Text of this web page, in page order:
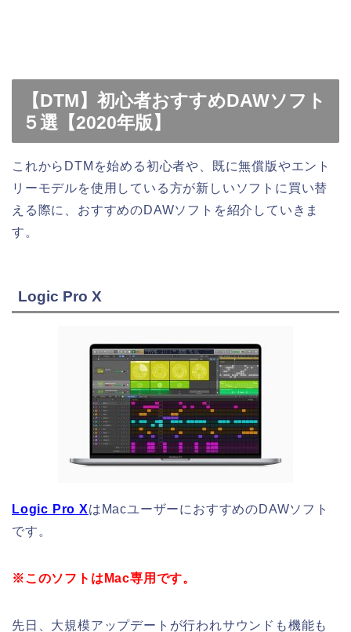
【DTM】初心者おすすめDAWソフト
５選【2020年版】
これからDTMを始める初心者や、既に無償版やエント
リーモデルを使用している方が新しいソフトに買い替
える際に、おすすめのDAWソフトを紹介していきま
す。
Logic Pro X
Logic Pro XはMacユーザーにおすすめのDAWソフト
です。
※このソフトはMac専用です。
先日、大規模アップデートが行われサウンドも機能も